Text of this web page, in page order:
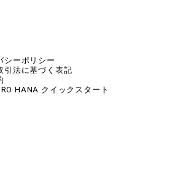
シーポリシー
引法に基づく表記
HANA クイックスタート